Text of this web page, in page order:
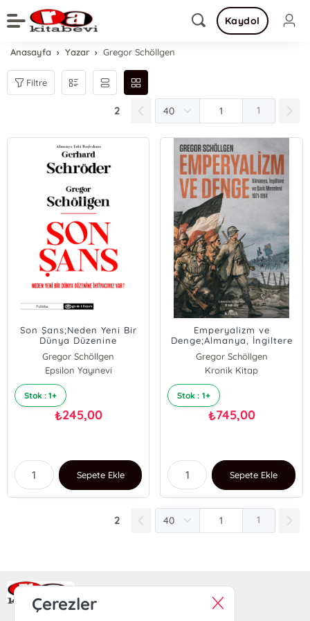
Kaydol
Anasayfa Yazar Gregor Schöllgen
Filtre
2 1
Son Şans;Neden Yeni Bir
Dünya Düzenine
İhtiyacımız Var?
Gregor Schöllgen
Gerhard Schröder
Epsilon Yayınevi
Stok : 1+
₺245,00
Sepete Ekle
Emperyalizm ve
Denge;Almanya, İngiltere
ve Şark Meselesi 1871-1914
Gregor Schöllgen
Kronik Kitap
Stok : 1+
₺745,00
Sepete Ekle
2 1
Ra Yayın Kitabevi
Çerezler